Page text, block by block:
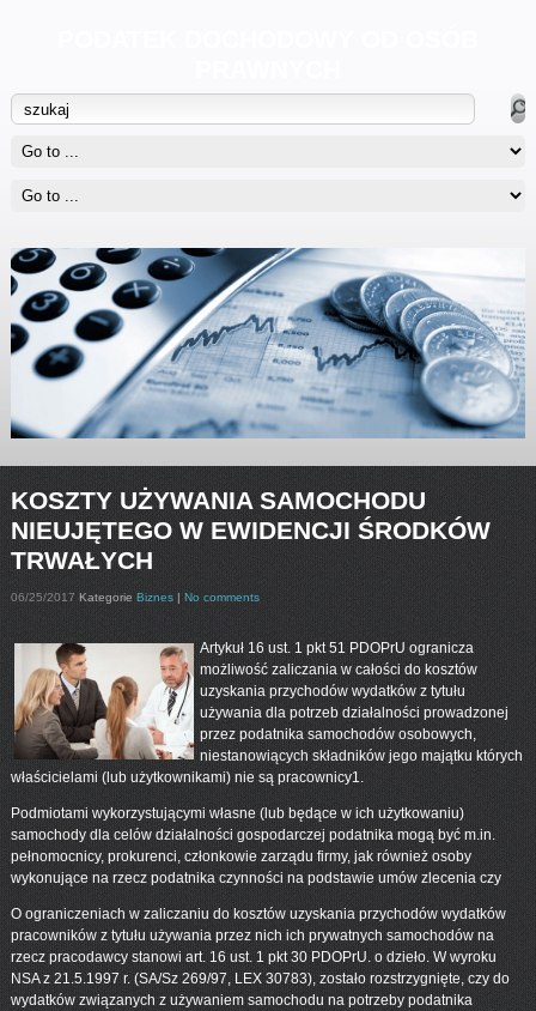
KOSZTY UŻYWANIA SAMOCHODU
NIEUJĘTEGO W EWIDENCJI ŚRODKÓW
TRWAŁYCH
06/25/2017 Kategorie Biznes| No comments
Artykuł 16 ust. 1 pkt 51 PDOPrU ogranicza
możliwość zaliczania w całości do kosztów
uzyskania przychodów wydatków z tytułu
używania dla potrzeb działalności prowadzonej
przez podatnika samochodów osobowych,
niestanowiących składników jego majątku których
właścicielami (lub użytkownikami) nie są pracownicy1.
Podmiotami wykorzystującymi własne (lub będące w ich użytkowaniu)
samochody dla celów działalności gospodarczej podatnika mogą być m.in.
pełnomocnicy, prokurenci, członkowie zarządu firmy, jak również osoby
wykonujące na rzecz podatnika czynności na podstawie umów zlecenia czy
O ograniczeniach w zaliczaniu do kosztów uzyskania przychodów wydatków
pracowników z tytułu używania przez nich ich prywatnych samochodów na
rzecz pracodawcy stanowi art. 16 ust. 1 pkt 30 PDOPrU. o dzieło. W wyroku
NSA z 21.5.1997 r. (SA/Sz 269/97, LEX 30783), zostało rozstrzygnięte, czy do
wydatków związanych z używaniem samochodu na potrzeby podatnika